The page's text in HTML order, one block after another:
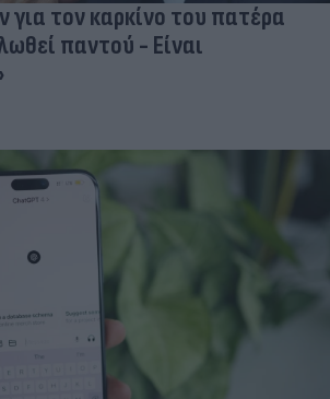
για τον καρκίνο του πατέρα
παντού - Είναι